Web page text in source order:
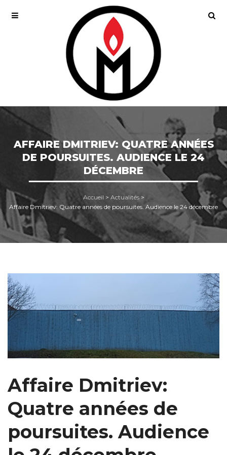
AFFAIRE DMITRIEV: QUATRE ANNÉES
DE POURSUITES. AUDIENCE LE 24
DÉCEMBRE
Accueil > Actualités>
Affaire Dmitriev: Quatre années de poursuites. Audience le 24 décembre
Affaire Dmitriev:
Quatre années de
poursuites. Audience